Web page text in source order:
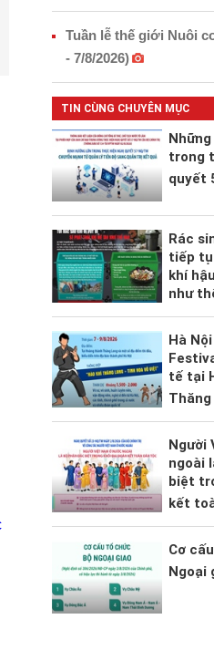
Tuần lễ thế giới Nuôi
- 7/8/2026)
TIN CÙNG CHUYÊN MỤC
trong
quyết
Rác
tiếp
khí
như
Hà
tế tại
Thăng
Người
ngoài
biệt
kết
Cơ
Ngoại